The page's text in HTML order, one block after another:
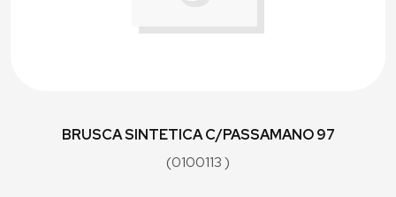
BRUSCA SINTETICA C/PASSAMANO 97
(0100113 )